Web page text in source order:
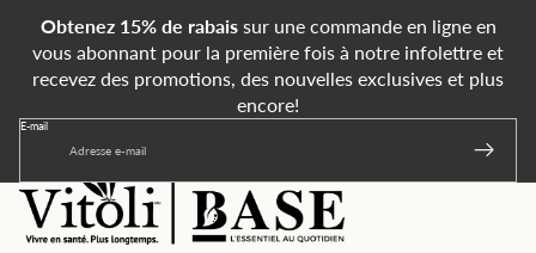
Obtenez 15% de rabais sur une commande en ligne en
vous abonnant pour la première fois à notre infolettre et
recevez des promotions, des nouvelles exclusives et plus
encore!
E-mail